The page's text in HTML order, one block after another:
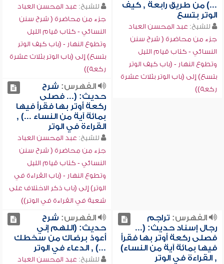
...) من طريق رابعة , كيف
الوتر بتسع
للشيخ: عبد المحسن العباد
جزء من محاضرة ( شرح سنن
النسائي - كتاب قيام الليل
وتطوع النهار - (باب كيف الوتر
بتسع) إلى (باب الوتر بثلاث عشرة
ركعة))
للشيخ: عبد المحسن العباد
جزء من محاضرة ( شرح سنن
النسائي - كتاب قيام الليل
وتطوع النهار - (باب كيف الوتر
بتسع) إلى (باب الوتر بثلاث عشرة
ركعة))
الفهرس: شرح
حديث: (... فصلى
ركعة أوتر بها فقرأ فيها
بمائة آية من النساء ...) ,
القراءة في الوتر
للشيخ: عبد المحسن العباد
جزء من محاضرة ( شرح سنن
النسائي - كتاب قيام الليل
وتطوع النهار - (باب القراءة في
الوتر) إلى (باب ذكر الاختلاف على
شعبة في القراءة في الوتر))
الفهرس: تراجم
رجال إسناد حديث: (...
فصلى ركعة أوتر بها فقرأ
فيها بمائة آية من النساء)
, القراءة في الوتر
الفهرس: شرح
حديث: (اللهم إني
أعوذ برضاك من سخطك
...) , الدعاء في الوتر
للشيخ: عبد المحسن العباد